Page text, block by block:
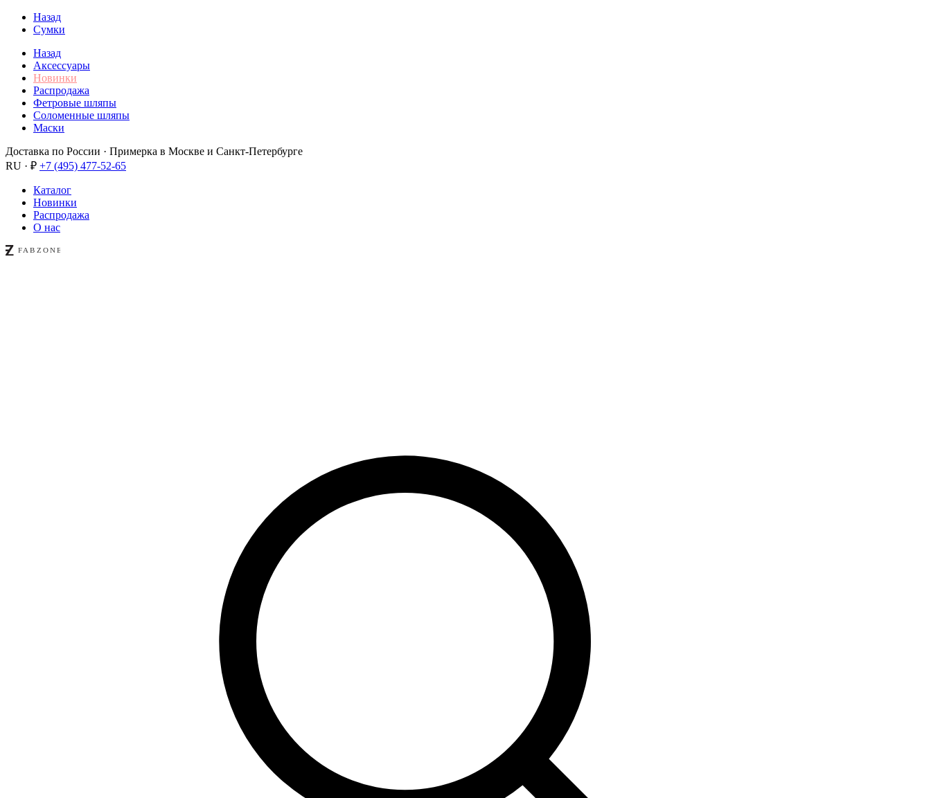
Назад
Сумки
Назад
Аксессуары
Новинки
Распродажа
Фетровые шляпы
Соломенные шляпы
Маски
Доставка по России · Примерка в Москве и Санкт-Петербурге
RU · ₽ +7 (495) 477-52-65
Каталог
Новинки
Распродажа
О нас